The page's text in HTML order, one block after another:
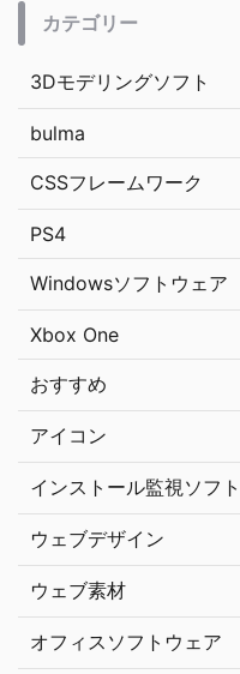
カテゴリー
3Dモデリングソフト
bulma
CSSフレームワーク
PS4
Windowsソフトウェア
Xbox One
おすすめ
アイコン
インストール監視ソフト
ウェブデザイン
ウェブ素材
オフィスソフトウェア